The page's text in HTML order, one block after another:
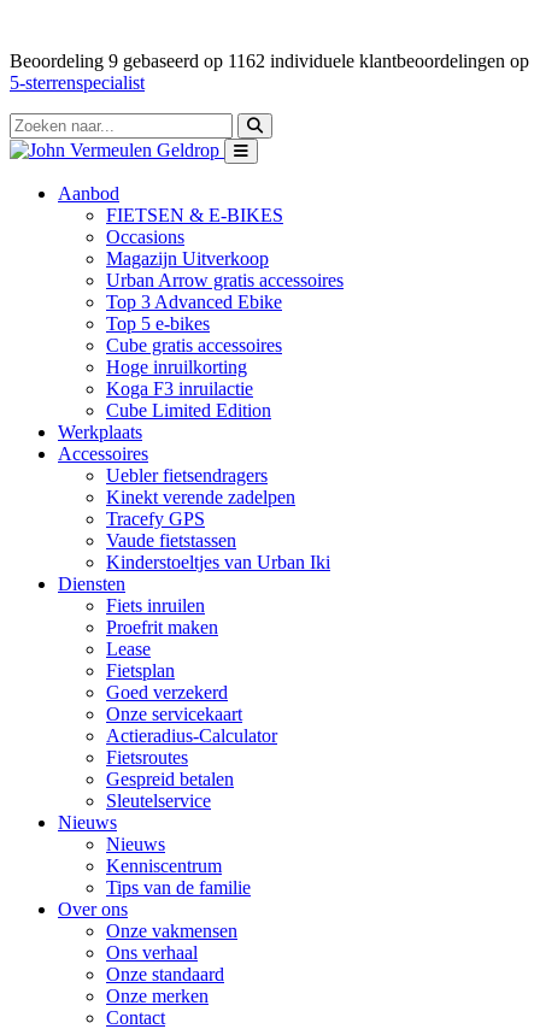
Beoordeling 9 gebaseerd op 1162 individuele klantbeoordelingen op
5-sterrenspecialist
Aanbod
FIETSEN & E-BIKES
Occasions
Magazijn Uitverkoop
Urban Arrow gratis accessoires
Top 3 Advanced Ebike
Top 5 e-bikes
Cube gratis accessoires
Hoge inruilkorting
Koga F3 inruilactie
Cube Limited Edition
Werkplaats
Accessoires
Uebler fietsendragers
Kinekt verende zadelpen
Tracefy GPS
Vaude fietstassen
Kinderstoeltjes van Urban Iki
Diensten
Fiets inruilen
Proefrit maken
Lease
Fietsplan
Goed verzekerd
Onze servicekaart
Actieradius-Calculator
Fietsroutes
Gespreid betalen
Sleutelservice
Nieuws
Nieuws
Kenniscentrum
Tips van de familie
Over ons
Onze vakmensen
Ons verhaal
Onze standaard
Onze merken
Contact